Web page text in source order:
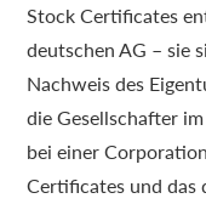
Stock Certificates
deutschen AG – sie
Nachweis des
die Gesellschafter
bei einer
Certificates und das